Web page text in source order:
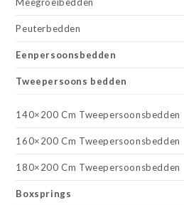
Peuterbedden
Eenpersoonsbedden
Tweepersoons bedden
140×200 Cm Tweepersoonsbedden
160×200 Cm Tweepersoonsbedden
180×200 Cm Tweepersoonsbedden
Boxsprings